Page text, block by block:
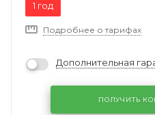
1 год
Подробнее о тарифах
Дополнительная
ПОЛУЧИТЬ